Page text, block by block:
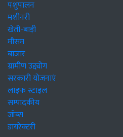
पशुपालन
मशीनरी
खेती-बाड़ी
मौसम
बाजार
ग्रामीण उद्द्योग
सरकारी योजनाएं
लाइफ स्टाइल
सम्पादकीय
जॉब्स
डायरेक्टरी